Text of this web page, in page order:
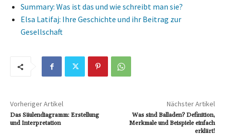
Summary: Was ist das und wie schreibt man sie?
Elsa Latifaj: Ihre Geschichte und ihr Beitrag zur
Gesellschaft
Vorheriger Artikel
Das Säulendiagramm: Erstellung
und Interpretation
Nächster Artikel
Was sind Balladen? Definition,
Merkmale und Beispiele einfach
erklärt!